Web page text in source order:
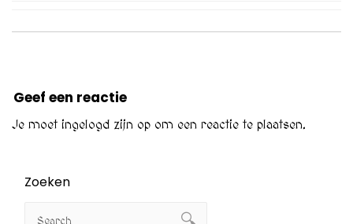
Geef een reactie
Je moet ingelogd zijn op om een reactie te plaatsen.
Zoeken